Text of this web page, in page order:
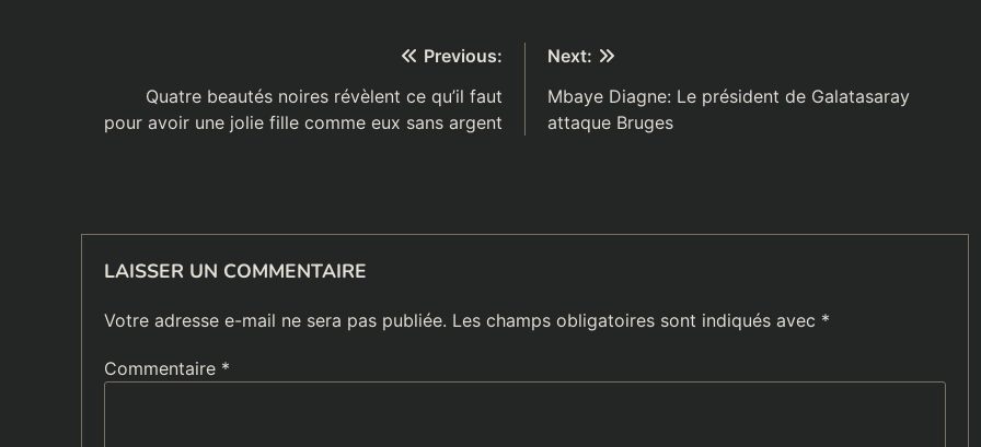
l’article
Previous:
Quatre beautés noires révèlent ce qu’il faut
pour avoir une jolie fille comme eux sans argent
Next:
Mbaye Diagne: Le président de Galatasaray
attaque Bruges
LAISSER UN COMMENTAIRE
Votre adresse e-mail ne sera pas publiée. Les champs obligatoires sont indiqués avec *
Commentaire *